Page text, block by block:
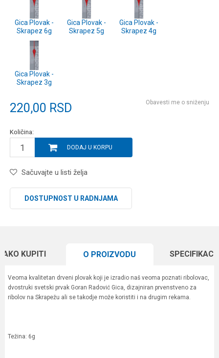
Gica Plovak -
Skrapez 6g
Gica Plovak -
Skrapez 5g
Gica Plovak -
Skrapez 4g
Gica Plovak -
Skrapez 3g
220,00 RSD Obavesti me o sniženju
Količina:
DODAJ U KORPU
Sačuvajte u listi želja
DOSTUPNOST U RADNJAMA
KUPITI O PROIZVODU
Veoma kvalitetan drveni plovak koji je izradio naš veoma poznati ribolovac,
dvostruki svetski prvak Goran Radović Gica, dizajniran prvenstveno za
ribolov na Skrapežu ali se takodje može koristiti i na drugim rekama.
Težina: 6g